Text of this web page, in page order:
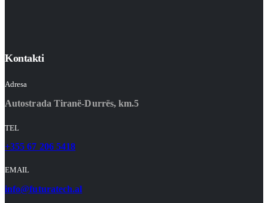
Kontakti
Adresa
Autostrada Tiranë-Durrës, km.5
TEL
+355 67 206 5418
EMAIL
info@futuratech.al